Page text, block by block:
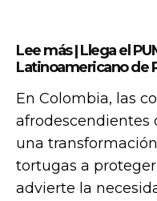
Lee más | Llega el
Latinoamericano de
En Colombia, las
afrodescendientes
una
tortugas a
advierte la